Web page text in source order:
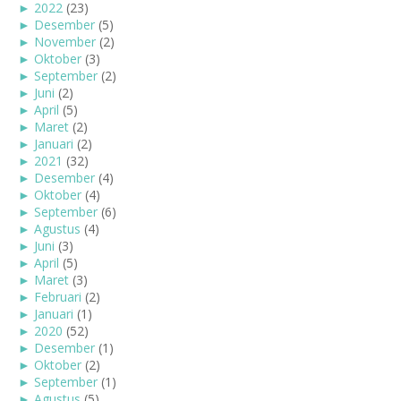
► 2022 (23)
► Desember (5)
► November (2)
► Oktober (3)
► September (2)
► Juni (2)
► April (5)
► Maret (2)
► Januari (2)
► 2021 (32)
► Desember (4)
► Oktober (4)
► September (6)
► Agustus (4)
► Juni (3)
► April (5)
► Maret (3)
► Februari (2)
► Januari (1)
► 2020 (52)
► Desember (1)
► Oktober (2)
► September (1)